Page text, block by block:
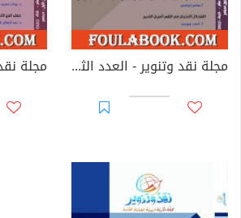
مجلة نقد وتنوير - العدد الثالث عشر